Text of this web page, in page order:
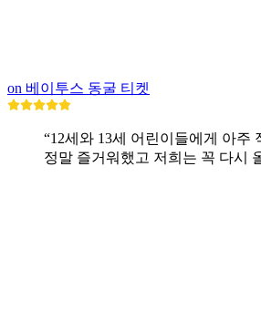
on 베이투스 동굴 티켓
“12세와 13세 어린이들에게 아주
정말 즐거워했고 저희는 꼭 다시